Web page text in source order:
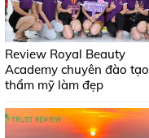
Review Royal Beauty
Academy chuyên đào tạo
thẩm mỹ làm đẹp